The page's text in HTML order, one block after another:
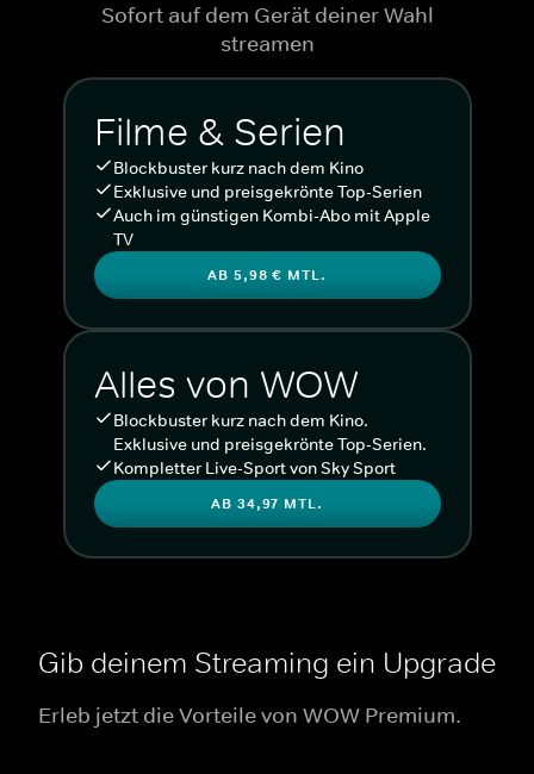
Sofort auf dem Gerät deiner Wahl
streamen
Filme & Serien
Blockbuster kurz nach dem Kino
Exklusive und preisgekrönte Top-Serien
Auch im günstigen Kombi-Abo mit Apple
TV
AB 5,98 € MTL.
Alles von WOW
Blockbuster kurz nach dem Kino.
Exklusive und preisgekrönte Top-Serien.
Kompletter Live-Sport von Sky Sport
AB 34,97 MTL.
Gib deinem Streaming ein Upgrade
Erleb jetzt die Vorteile von WOW Premium.